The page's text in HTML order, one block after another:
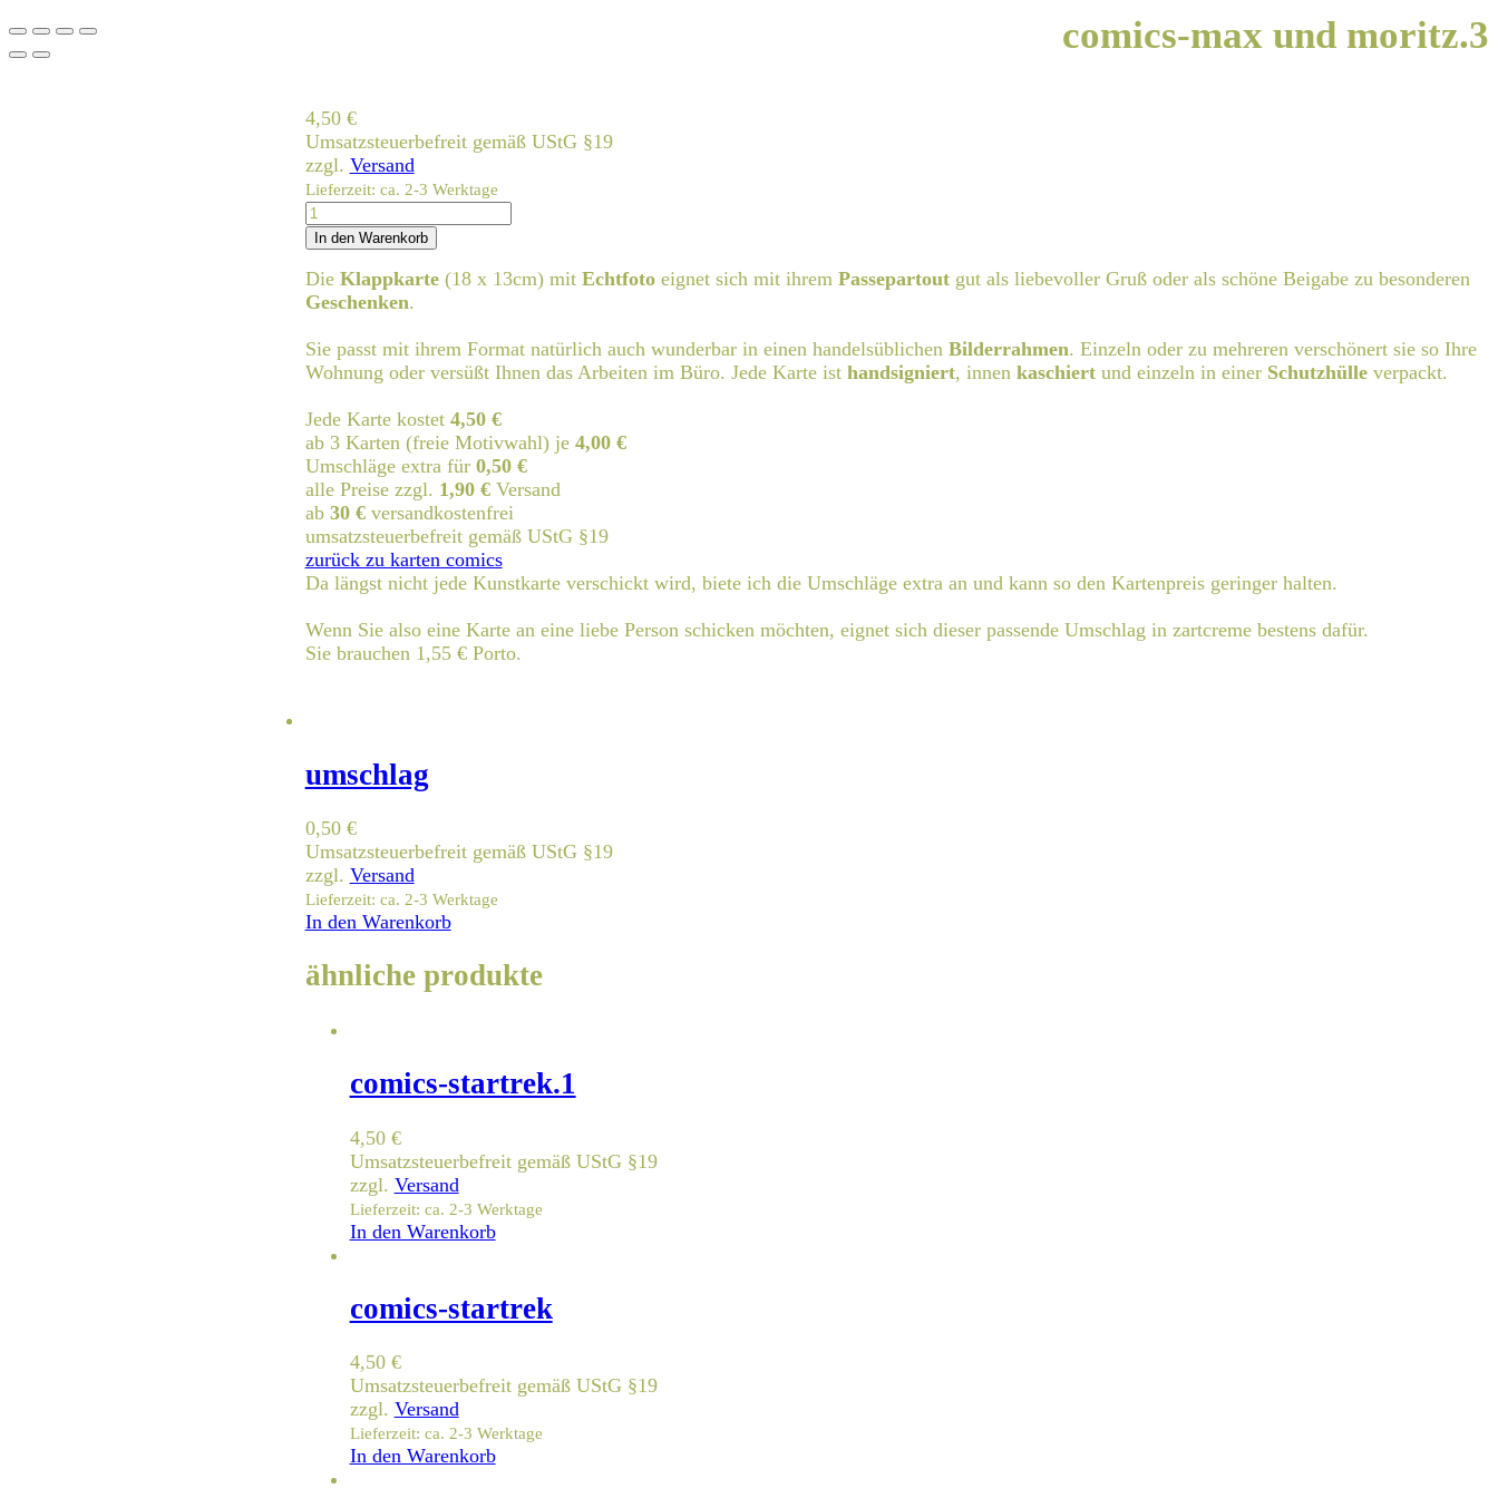
comics-max und moritz.3
4,50 €
Umsatzsteuerbefreit gemäß UStG §19
zzgl. Versand
Lieferzeit: ca. 2-3 Werktage
comics-
max
moritz.3
Menge
In den Warenkorb
Die Klappkarte(18 x 13cm) mit Echtfotoeignet sich mit ihrem Passepartoutgut als liebevoller Gruß oder als schöne Beigabe zu besonderen
Geschenken.
Sie passt mit ihrem Format natürlich auch wunderbar in einen handelsüblichen Bilderrahmen. Einzeln oder zu mehreren verschönert sie so Ihre
Wohnung oder versüßt Ihnen das Arbeiten im Büro. Jede Karte ist handsigniert, innen kaschiertund einzeln in einer Schutzhülleverpackt.
Jede Karte kostet 4,50 €
ab 3 Karten (freie Motivwahl) je 4,00 €
Umschläge extra für 0,50 €
alle Preise zzgl. 1,90 €Versand
ab 30 €versandkostenfrei
umsatzsteuerbefreit gemäß UStG §19
zurück zu karten comics
Da längst nicht jede Kunstkarte verschickt wird, biete ich die Umschläge extra an und kann so den Kartenpreis geringer halten.
Wenn Sie also eine Karte an eine liebe Person schicken möchten, eignet sich dieser passende Umschlag in zartcreme bestens dafür.
Sie brauchen 1,55 € Porto.
umschlag
0,50 €
Umsatzsteuerbefreit gemäß UStG §19
zzgl. Versand
Lieferzeit: ca. 2-3 Werktage
In den Warenkorb
ähnliche produkte
comics-startrek.1
4,50 €
Umsatzsteuerbefreit gemäß UStG §19
zzgl. Versand
Lieferzeit: ca. 2-3 Werktage
In den Warenkorb
comics-startrek
4,50 €
Umsatzsteuerbefreit gemäß UStG §19
zzgl. Versand
Lieferzeit: ca. 2-3 Werktage
In den Warenkorb